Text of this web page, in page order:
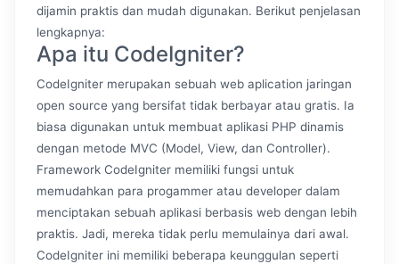
dijamin praktis dan mudah digunakan. Berikut penjelasan
lengkapnya:
Apa itu CodeIgniter?
CodeIgniter merupakan sebuah web aplication jaringan
open source yang bersifat tidak berbayar atau gratis. Ia
biasa digunakan untuk membuat aplikasi PHP dinamis
dengan metode MVC (Model, View, dan Controller).
Framework CodeIgniter memiliki fungsi untuk
memudahkan para progammer atau developer dalam
menciptakan sebuah aplikasi berbasis web dengan lebih
praktis. Jadi, mereka tidak perlu memulainya dari awal.
CodeIgniter ini memiliki beberapa keunggulan seperti